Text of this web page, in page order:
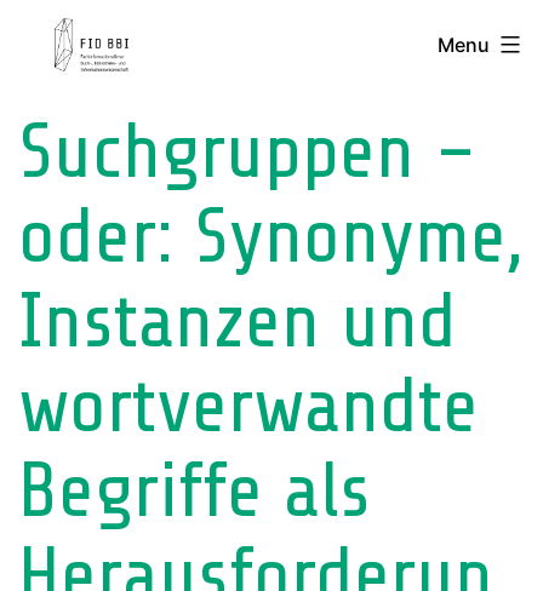
FID
BBI
Fachinformationsdienst
Buch-,
Bibliotheks-
und
Informationswissenschaft
Menu
Suchgruppen –
oder: Synonyme,
Instanzen und
wortverwandte
Begriffe als